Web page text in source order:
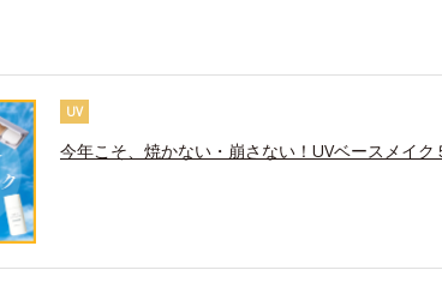
UV
今年こそ、焼かない・崩さない！UVベースメイク